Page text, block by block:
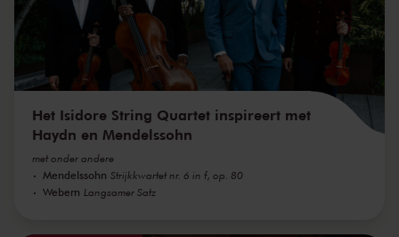
Het Isidore String Quartet inspireert met
Haydn en Mendelssohn
met onder andere
Mendelssohn Strijkkwartet nr. 6 in f, op. 80
Webern Langsamer Satz